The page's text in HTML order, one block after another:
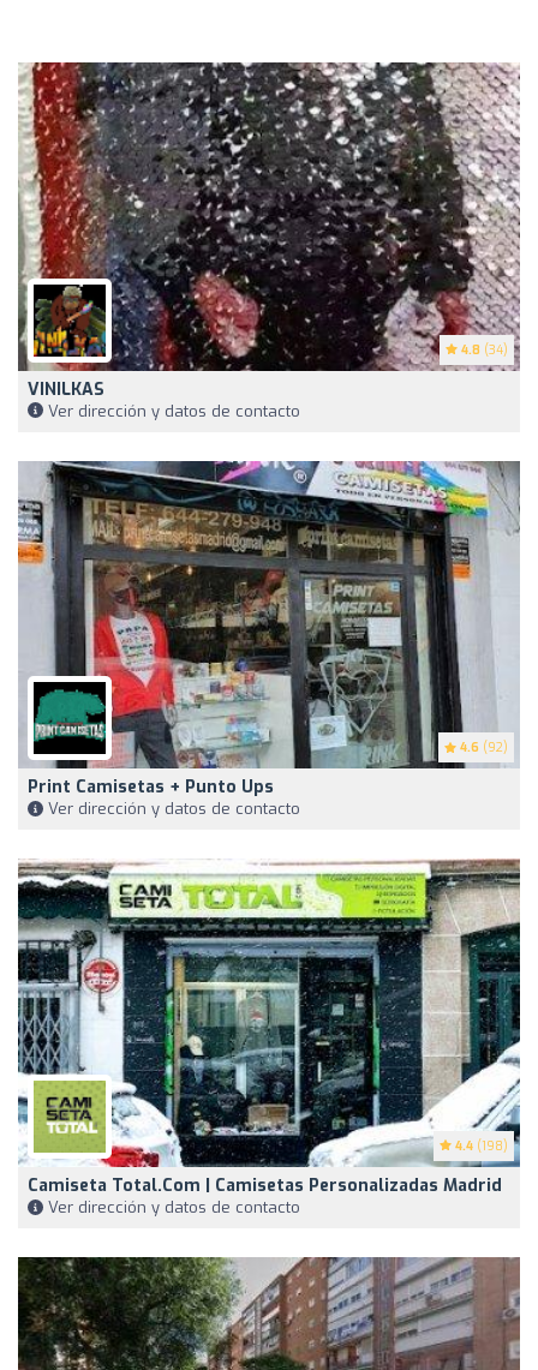
4.8 (34)
VINILKAS
Ver dirección y datos de contacto
4.6 (92)
Print Camisetas + Punto Ups
Ver dirección y datos de contacto
4.4 (198)
Camiseta Total.com | Camisetas Personalizadas Madrid
Ver dirección y datos de contacto